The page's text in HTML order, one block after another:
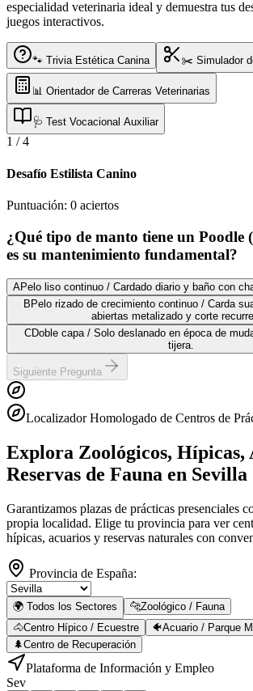
especialidad veterinaria ideal y demuestra tus
juegos interactivos.
🐾 Trivia Estética Canina ✂️ Simulador
📊 Orientador de Carreras Veterinarias
🩺 Test Vocacional Auxiliar
1 /4
Desafío Estilista Canino
Puntuación: 0 aciertos
¿Qué tipo de manto tiene un Poodle
es su mantenimiento fundamental?
APelo liso continuo / Cardado diario y baño con
B Pelo rizado de crecimiento continuo / Carda
abiertas metalizado y corte
CDoble capa / Solo deslanado en época de
tijera.
Siguiente Pregunta
Localizador Homologado de Centros de
Explora Zoológicos, Hípicas,
Reservas de Fauna en Sevilla
Garantizamos plazas de prácticas presenciales
propia localidad. Elige tu provincia para ver
hípicas, acuarios y reservas naturales con
Provincia de España:
🌍 Todos los Sectores 🐆Zoológico / Fauna
🐴Centro Hípico / Ecuestre 🐠Acuario / Parque
🌲Centro de Recuperación
Plataforma de Información y Empleo
Sev